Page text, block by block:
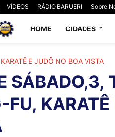
VÍDEOS RÁDIO BARUERI Sobre
HOME CIDADES
KARATÊ E JUDÔ NO BOA VISTA
SÁBADO,3,
FU, KARATÊ